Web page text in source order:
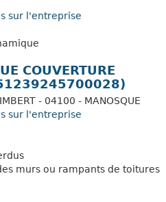
sur l'entreprise
COUVERTURE
- 04100 - MANOSQUE
sur l'entreprise
murs ou rampants de toitures